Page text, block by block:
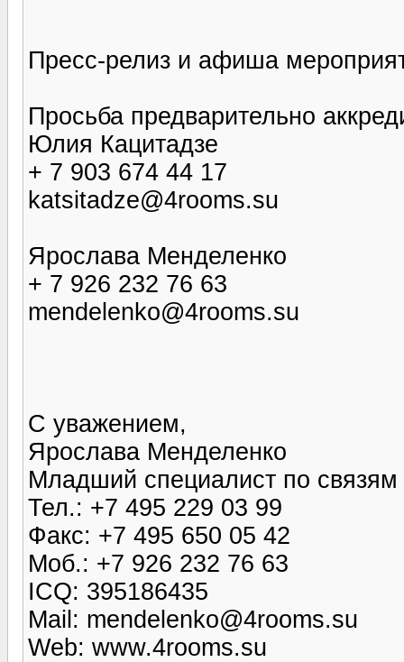
Пресс-релиз и афиша
Просьба предварительно
Юлия Кацитадзе
+ 7 903 674 44 17
katsitadze@4rooms.su
Ярослава Менделенко
+ 7 926 232 76 63
mendelenko@4rooms.su
С уважением,
Ярослава Менделенко
Младший специалист по
Тел.: +7 495 229 03 99
Факс: +7 495 650 05 42
Моб.: +7 926 232 76 63
ICQ: 395186435
Mail: mendelenko@4rooms.su
Web: www.4rooms.su